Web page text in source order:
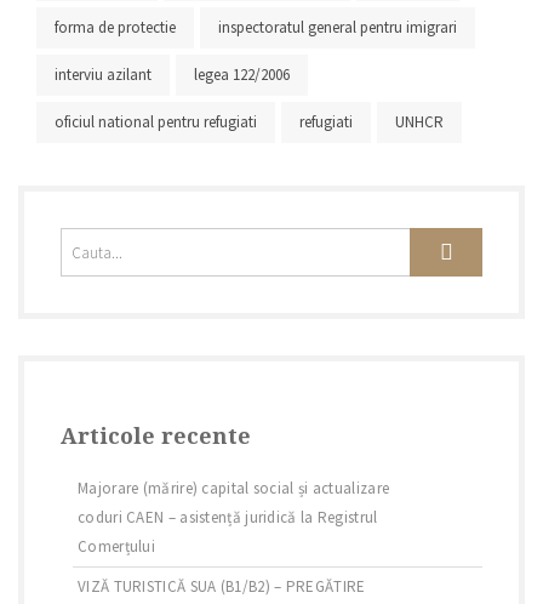
forma de protectie inspectoratul general pentru imigrari
interviu azilant legea 122/2006
oficiul national pentru refugiati refugiati UNHCR
Articole recente
Majorare (mărire) capital social și actualizare
coduri CAEN – asistență juridică la Registrul
Comerțului
VIZĂ TURISTICĂ SUA (B1/B2) – PREGĂTIRE